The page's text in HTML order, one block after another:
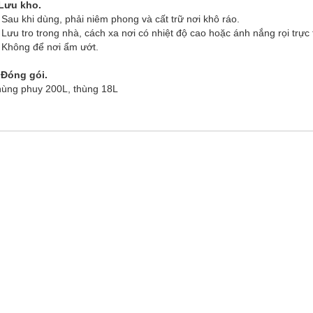
kho.
khi dùng, phải niêm phong và cất trữ nơi khô ráo.
Lưu tro trong nhà, cách xa nơi có nhiệt độ cao hoặc ánh nắng rọi trực
để nơi ẩm ướt.
gói.
phuy 200L, thùng 18L